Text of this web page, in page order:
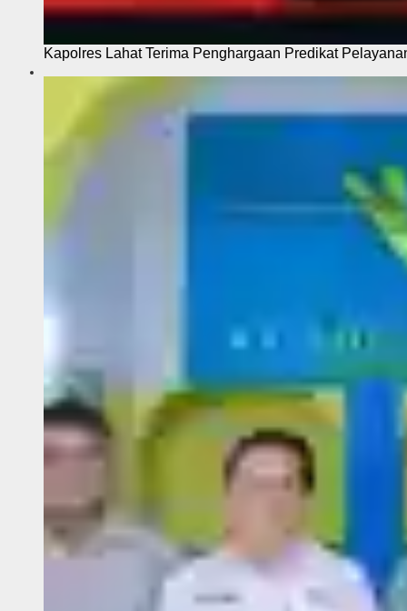
Kapolres Lahat Terima Penghargaan Predikat